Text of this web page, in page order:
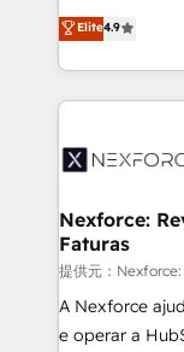
technical
need to
Elite Partner.
Brazil, and
regional
HubSpot Elite
Station,
objects,
growth. 🚀 AI-Driven GTM Orchestration Unify
HubSpot with
media, and AI voice
Elite4.9
Nexforce:
Faturas
提供元：
A Nexforce
e operar a